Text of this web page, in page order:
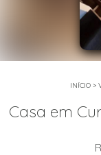
INÍCIO >
Casa em